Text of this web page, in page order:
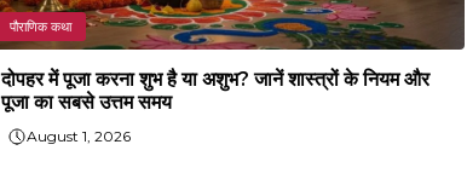
पौराणिक कथा
दोपहर में पूजा करना शुभ है या अशुभ? जानें शास्त्रों के नियम और
पूजा का सबसे उत्तम समय
August 1, 2026